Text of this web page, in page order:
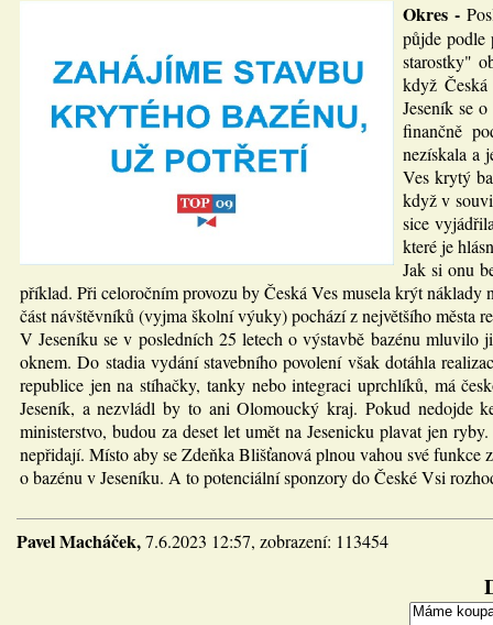
Okres -
půjde podle
starostky"
když Česká
Jeseník se
finančně
nezískala a
Ves krytý
když v
sice
které je
Jak si onu
příklad. Při celoročním provozu by Česká Ves musela krýt
část návštěvníků (vyjma školní výuky) pochází z největšího města
V Jeseníku se v posledních 25 letech o výstavbě bazénu
oknem. Do stadia vydání stavebního povolení však dotáhla
republice jen na stíhačky, tanky nebo integraci uprchlíků, má
Jeseník, a nezvládl by to ani Olomoucký kraj. Pokud nedojde
ministerstvo, budou za deset let umět na Jesenicku plavat jen
nepřidají. Místo aby se Zdeňka Blišťanová plnou vahou své
o bazénu v Jeseníku. A to potenciální sponzory do České Vsi
Pavel Macháček,7.6.2023 12:57, zobrazení: 113454